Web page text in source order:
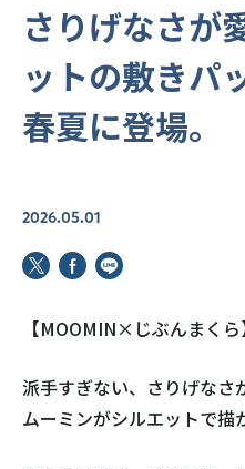
さりげなさが
ットの敷きパ
春夏に登場。
2026.05.01
【MOOMIN×じぶんまくら
派手すぎない、さりげなさ
ムーミンがシルエットで描